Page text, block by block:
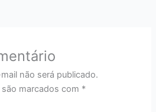
não será publicado.
marcados com *